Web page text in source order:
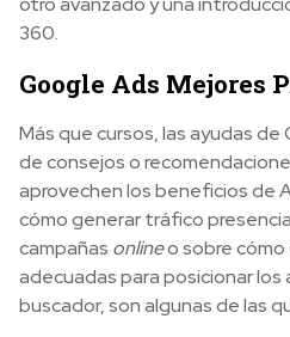
360.
Google Ads Mejores
Más que cursos, las ayudas
de consejos o
aprovechen los beneficios de
cómo generar tráfico
campañas onlineo sobre cómo
adecuadas para posicionar los
buscador, son algunas de las